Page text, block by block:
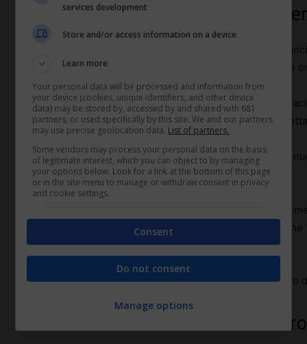
Effetti delle carovane sul
hanno avuto un impatto significativo
ponti culturali ed economici tra il mondo occidentale e
Le rotte carovaniere, come la famosaVia della Seta
,
seta, spezie e metalli, tra continenti, influenzando
Questo tipo di commercio ha portato allo sviluppo di
essenziali per il commercio globale moderno.
Le carovane non solo promuovevano il traffico di
culturale e tecnologico, contribuendo alla
geografici e culturali.
In questo modo, risultavano fondamentali nel processo
Pro e contro economici delle
services development
Store and/or access information on a device
Learn more
Your personal data will be processed and information from
your device (cookies, unique identifiers, and other device
data) may be stored by, accessed by and shared with 681
partners, or used specifically by this site. We and our partners
may use precise geolocation data. List of partners.
Some vendors may process your personal data on the basis
of legitimate interest, which you can object to by managing
your options below. Look for a link at the bottom of this page
or in the site menu to manage or withdraw consent in privacy
and cookie settings.
Consent
Do not consent
Manage options